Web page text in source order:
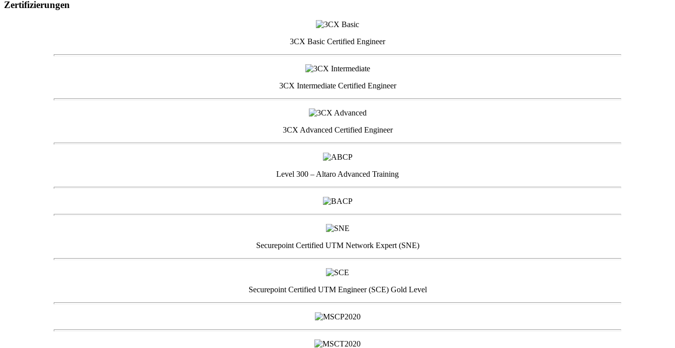
Zertifizierungen
3CX Basic Certified Engineer
3CX Intermediate Certified Engineer
3CX Advanced Certified Engineer
Level 300 – Altaro Advanced Training
Securepoint Certified UTM Network Expert (SNE)
Securepoint Certified UTM Engineer (SCE) Gold Level